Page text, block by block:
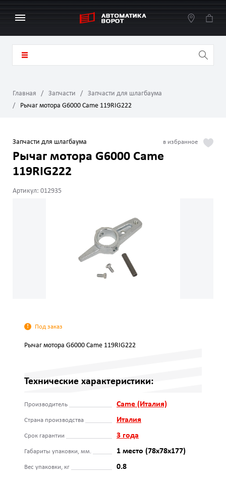
Главная Запчасти
Запчасти для шлагбаума
Рычаг мотора G6000 Came 119RIG222
Запчасти для шлагбаума
Рычаг мотора G6000 Came
119RIG222
Артикул: 012935
Под заказ
Рычаг мотора G6000 Came 119RIG222
Технические характеристики:
Производитель Came (Италия)
Страна производства Италия
Срок гарантии 3 года
Габариты упаковки, мм. 1 место (78х78х177)
Вес упаковки, кг 0.8